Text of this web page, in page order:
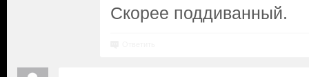
Скорее поддиванный.